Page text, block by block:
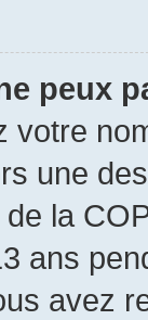
peux
votre
une
la
ans
avez